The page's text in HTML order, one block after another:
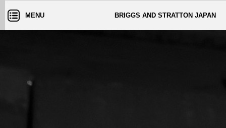
MENU BRIGGS AND STRATTON JAPAN